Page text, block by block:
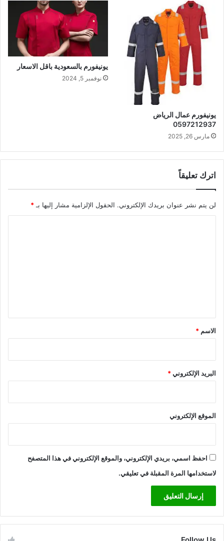
يونيفورم عمال الرياض
0597212937
مارس 26, 2025
يونيفورم بالسعودية باقل الاسعار
نوفمبر 5, 2024
اترك تعليقاً
لن يتم نشر عنوان بريدك الإلكتروني. الحقول الإلزامية مشار إليها بـ *
*
الاسم *
البريد الإلكتروني*
الموقع الإلكتروني
احفظ اسمي، بريدي الإلكتروني، والموقع الإلكتروني في هذا المتصفح
لاستخدامها المرة المقبلة في تعليقي.